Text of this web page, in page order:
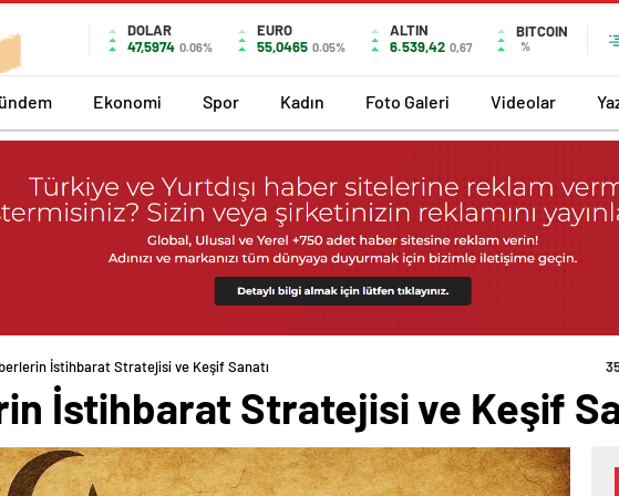
DOLAR
47,5974 0.06%
EURO
55,0465 0.05%
ALTIN
6.539,42 0,67
BITCOIN
%
Ekonomi Spor Kadın Foto Galeri Videolar
İstihbarat Stratejisi ve Keşif Sanatı
İstihbarat Stratejisi ve Keşif